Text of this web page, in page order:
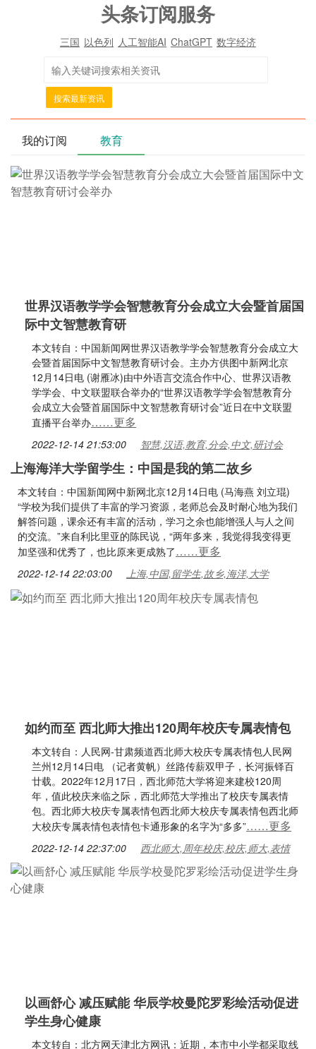
头条订阅服务
三国 以色列 人工智能AI ChatGPT 数字经济
搜索最新资讯
我的订阅 教育
世界汉语教学学会智慧教育分会成立大会暨首届国
际中文智慧教育研
本文转自：中国新闻网世界汉语教学学会智慧教育分会成立大
会暨首届国际中文智慧教育研讨会。主办方供图中新网北京
12月14日电 (谢雁冰)由中外语言交流合作中心、世界汉语教
学学会、中文联盟联合举办的“世界汉语教学学会智慧教育分
会成立大会暨首届国际中文智慧教育研讨会”近日在中文联盟
直播平台举办……更多
2022-12-14 21:53:00 智慧,汉语,教育,分会,中文,研讨会
上海海洋大学留学生：中国是我的第二故乡
本文转自：中国新闻网中新网北京12月14日电 (马海燕 刘立琨)
“学校为我们提供了丰富的学习资源，老师总会及时耐心地为我们
解答问题，课余还有丰富的活动，学习之余也能增强人与人之间
的交流。”来自利比里亚的陈民说，“两年多来，我觉得我变得更
加坚强和优秀了，也比原来更成熟了……更多
2022-12-14 22:03:00 上海,中国,留学生,故乡,海洋,大学
如约而至 西北师大推出120周年校庆专属表情包
本文转自：人民网-甘肃频道西北师大校庆专属表情包人民网
兰州12月14日电 （记者黄帆）丝路传薪双甲子，长河振铎百
廿载。2022年12月17日，西北师范大学将迎来建校120周
年，值此校庆来临之际，西北师范大学推出了校庆专属表情
包。西北师大校庆专属表情包西北师大校庆专属表情包西北师
大校庆专属表情包表情包卡通形象的名字为“多多”……更多
2022-12-14 22:37:00 西北师大,周年校庆,校庆,师大,表情
以画舒心 减压赋能 华辰学校曼陀罗彩绘活动促进
学生身心健康
本文转自：北方网天津北方网讯：近期，本市中小学都采取线